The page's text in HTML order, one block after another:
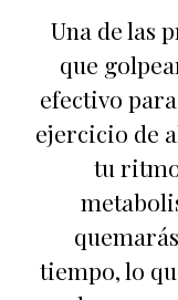
Una de las
que
efectivo
ejercicio de
tu
tiempo, lo